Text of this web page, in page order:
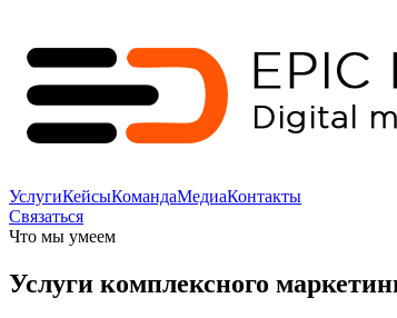
УслугиКейсыКомандаМедиаКонтакты
Связаться
Что мы умеем
Услуги комплексного